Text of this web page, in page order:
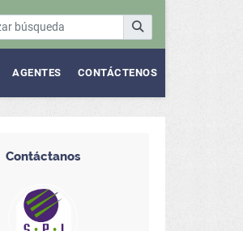
AGENTES CONTÁCTENOS
Contáctanos